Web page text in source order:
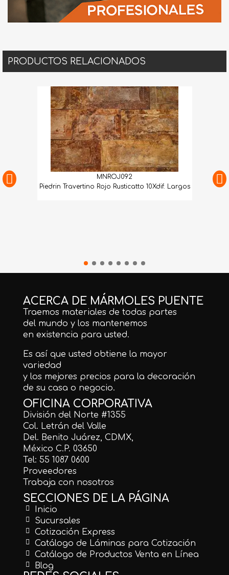
PRODUCTOS RELACIONADOS
MNROJ092
Piedrin Travertino Rojo Rusticatto 10Xdif. Largos
ACERCA DE MÁRMOLES PUENTE
Traemos materiales de todas partes
del mundo y los mantenemos
en existencia para usted.
Es así que usted obtiene la mayor
variedad
y los mejores precios para la decoración
de su casa o negocio.
OFICINA CORPORATIVA
División del Norte #1355
Col. Letrán del Valle
Del. Benito Juárez, CDMX,
México C.P. 03650
Tel: 55 1087 0600
Proveedores
Trabaja con nosotros
SECCIONES DE LA PÁGINA
Inicio
Sucursales
Cotización Express
Catálogo de Láminas para Cotización
Catálogo de Productos Venta en Línea
Blog